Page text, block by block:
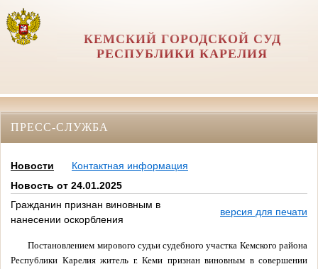
КЕМСКИЙ ГОРОДСКОЙ СУД
РЕСПУБЛИКИ КАРЕЛИЯ
ПРЕСС-СЛУЖБА
Новости
Контактная информация
Новость от 24.01.2025
Гражданин признан виновным в
нанесении оскорбления
версия для печати
Постановлением мирового судьи судебного участка Кемского района
Республики Карелия житель г. Кеми признан виновным в совершении